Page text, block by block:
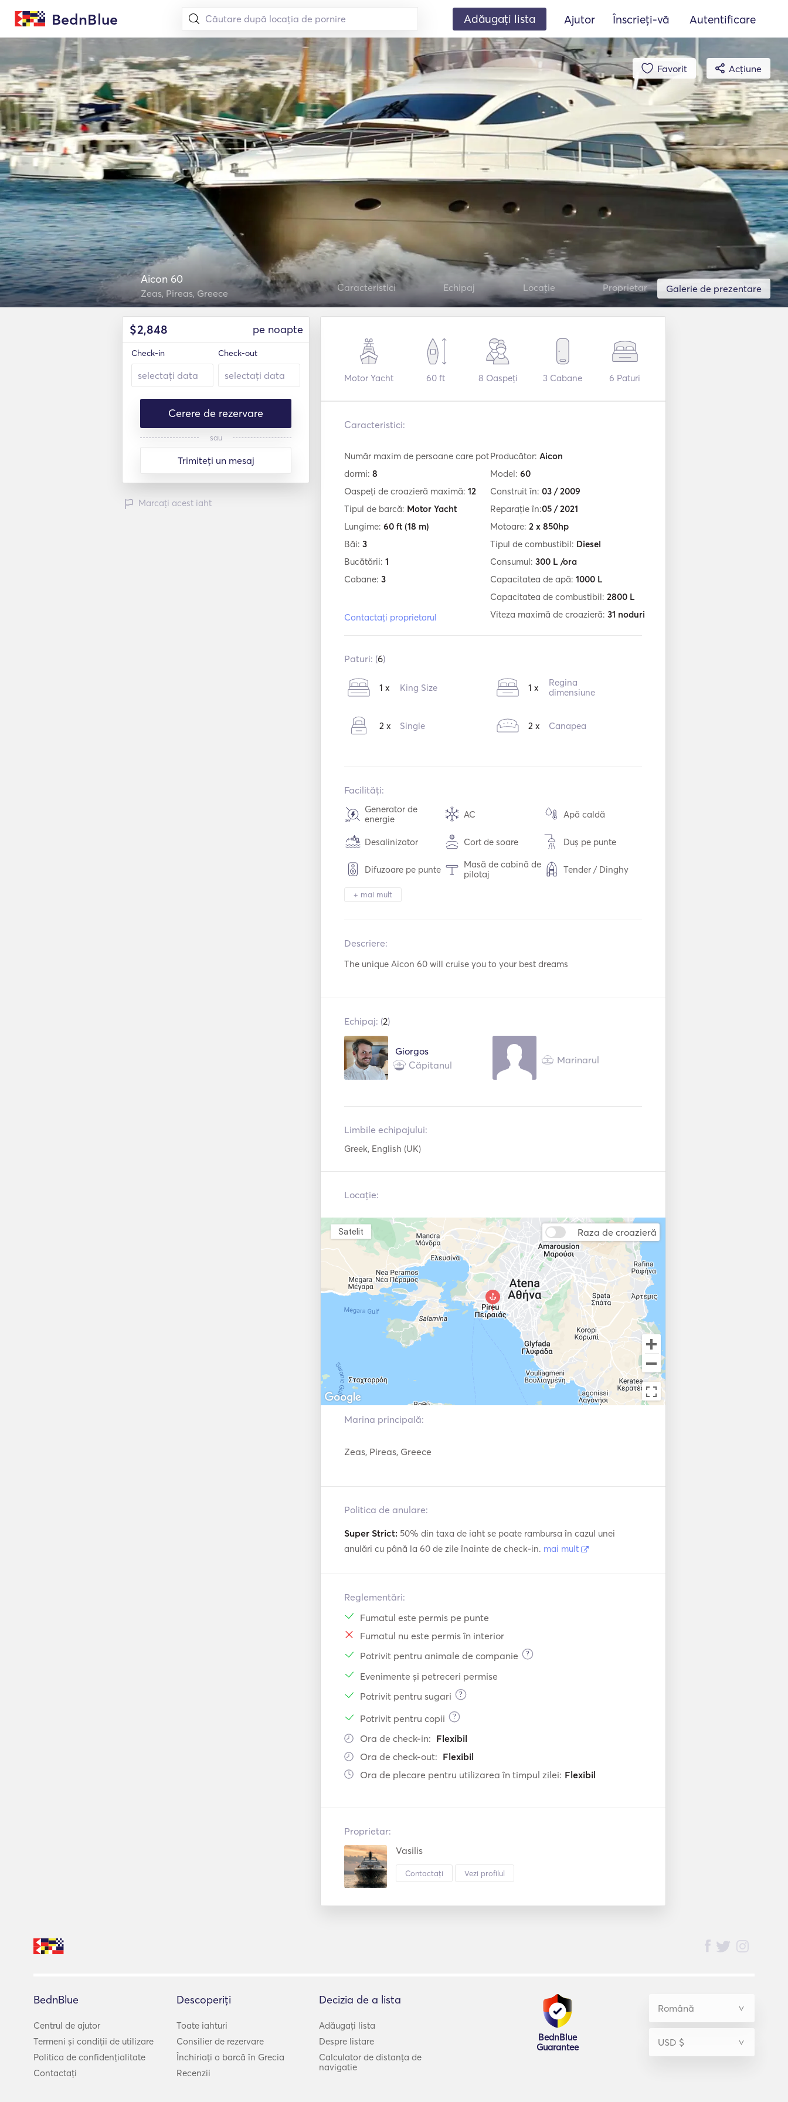
BednBlue Adăugați lista Ajutor Înscrieți-vă Autentificare
Favorit Acțiune
Galerie de prezentare
Aicon 60
Zeas, Pireas, Greece Caracteristici Echipaj Locație Proprietar
$2,848 pe noapte
Check-in Check-out
Cerere de rezervare
sau
Trimiteți un mesaj
Marcați acest iaht
Motor Yacht 60 ft 8 Oaspeți 3 Cabane 6 Paturi
Caracteristici:
Număr maxim de persoane care pot
dormi: 8
Oaspeți de croazieră maximă: 12
Tipul de barcă: Motor Yacht
Lungime: 60 ft (18 m)
Băi: 3
Bucătării: 1
Cabane: 3
Contactați proprietarul
Producător: Aicon
Model: 60
Construit în: 03 / 2009
Reparație în:05 / 2021
Motoare: 2 x 850hp
Tipul de combustibil: Diesel
Consumul: 300 L /ora
Capacitatea de apă: 1000 L
Capacitatea de combustibil: 2800 L
Viteza maximă de croazieră: 31 noduri
Paturi: (6)
1 x King Size 1 x
Regina
dimensiune
2 x Single 2 x Canapea
Facilități:
Generator de
energie
AC Apă caldă
Desalinizator Cort de soare Duș pe punte
Difuzoare pe punte
Masă de cabină de
pilotaj
Tender / Dinghy
Încălzire
Cuptor cu
TV
Conexiune USB
Mp3 Player / Radio
DVD player
Donuts
incendiilor
Pilot automat Bow Thruster Ancoră electrică
Apărători Tun de semnalizare Ghiduri și hărți
Extinctoare de
incendiu portabile
Veste de salvare
Sistem de
navigație
Radar Stație meteo Trolii electrice
Fish Finder / Sonar
+ mai mult
Descriere:
The unique Aicon 60 will cruise you to your best dreams
Echipaj: (2)
Giorgos
Căpitanul
Marinarul
Limbile echipajului:
Greek, English (UK)
Locație:
Raza de croazieră
Satelit
Marina principală:
Zeas, Pireas, Greece
Politica de anulare:
Super Strict: 50% din taxa de iaht se poate rambursa în cazul unei
anulări cu până la 60 de zile înainte de check-in. mai mult
Reglementări:
Fumatul este permis pe punte
Fumatul nu este permis în interior
Potrivit pentru animale de companie
?
Evenimente și petreceri permise
Potrivit pentru sugari
?
Potrivit pentru copii ?
Ora de check-in: Flexibil
Ora de check-out: Flexibil
Ora de plecare pentru utilizarea în timpul zilei: Flexibil
Proprietar:
Vasilis
Contactați Vezi profilul
BednBlue
Centrul de ajutor
Termeni și condiții de utilizare
Politica de confidențialitate
Contactați
Descoperiți
Toate iahturi
Consilier de rezervare
Închiriați o barcă în Grecia
Recenzii
Decizia de a lista
Adăugați lista
Despre listare
Calculator de distanța de
navigatie
BednBlue
Guarantee